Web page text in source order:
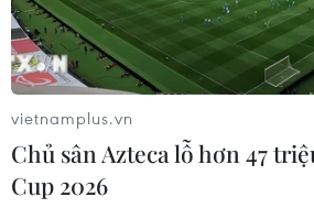
vietnamplus.vn
Chủ sân Azteca lỗ hơn 47
Cup 2026